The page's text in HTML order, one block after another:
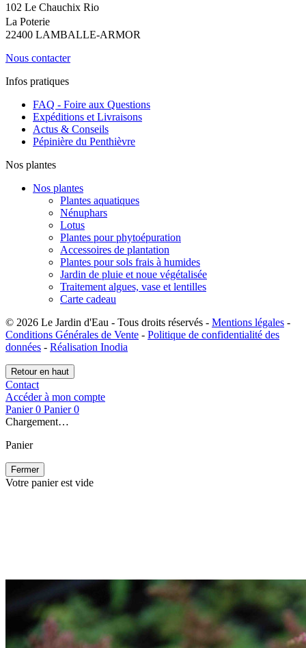
102 Le Chauchix Rio
La Poterie
22400 LAMBALLE-ARMOR
Nous contacter
Infos pratiques
FAQ - Foire aux Questions
Expéditions et Livraisons
Actus & Conseils
Pépinière du Penthièvre
Nos plantes
Nos plantes
Plantes aquatiques
Nénuphars
Lotus
Plantes pour phytoépuration
Accessoires de plantation
Plantes pour sols frais à humides
Jardin de pluie et noue végétalisée
Traitement algues, vase et lentilles
Carte cadeau
© 2026 Le Jardin d'Eau - Tous droits réservés - Mentions légales -
Conditions Générales de Vente - Politique de confidentialité des
données - Réalisation Inodia
Retour en haut
Contact
Accéder à mon compte
Panier 0 Panier 0
Chargement…
Panier
Fermer
Votre panier est vide